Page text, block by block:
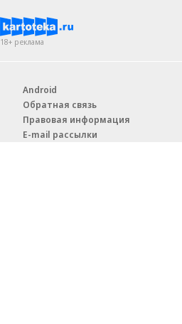
18+ реклама
Android
Обратная связь
Правовая информация
E-mail рассылки